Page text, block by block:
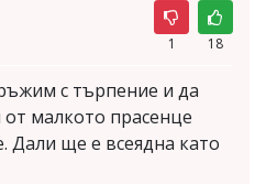
1 18
с търпение и да
малкото прасенце
Дали ще е всеядна като